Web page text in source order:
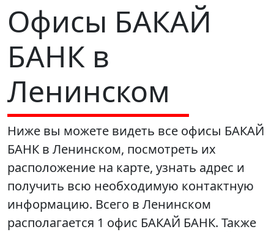
Офисы БАКАЙ
БАНК в
Ленинском
Ниже вы можете видеть все офисы БАКАЙ
БАНК в Ленинском, посмотреть их
расположение на карте, узнать адрес и
получить всю необходимую контактную
информацию. Всего в Ленинском
располагается 1 офис БАКАЙ БАНК. Также